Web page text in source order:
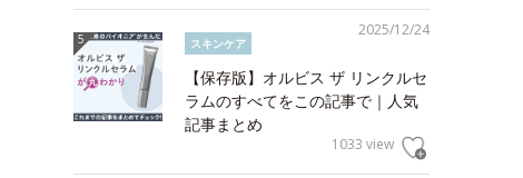
2025/12/24
スキンケア
【保存版】オルビス ザ リンクルセ
ラムのすべてをこの記事で｜人気
記事まとめ
1033 view